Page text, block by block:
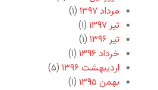
مرداد ۱۳۹۷
(۱)
تیر ۱۳۹۷
(۱)
تیر ۱۳۹۶
(۱)
خرداد ۱۳۹۶
(۱)
اردیبهشت ۱۳۹۶
(۵)
بهمن ۱۳۹۵
(۱)